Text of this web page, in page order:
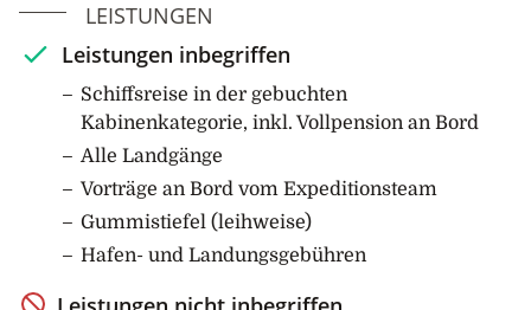
häufigen Besuchern des Stanley-Gebiets gehören
Schwarzscheitel-Nachtreiher, Neuntöter und
Wanderfalken. Truthahngeier sind regelmässig auf
den Dächern markanter Gebäude zu sehen. Viele
Paare von Upland-Gänsen halten sich im Park auf,
und es lohnt sich, einen Spaziergang durch die Gärten
der Stadt zu machen, um auch einige der Singvögel
zu beobachten.
Am Nachmittag ist es an der Zeit, den Anker zu
hieven und nach Südgeorgien zu fahren.
LEISTUNGEN
Leistungen inbegriffen
Schiffsreise in der gebuchten
Kabinenkategorie, inkl. Vollpension an Bord
Alle Landgänge
Vorträge an Bord vom Expeditionsteam
Gummistiefel (leihweise)
Hafen- und Landungsgebühren